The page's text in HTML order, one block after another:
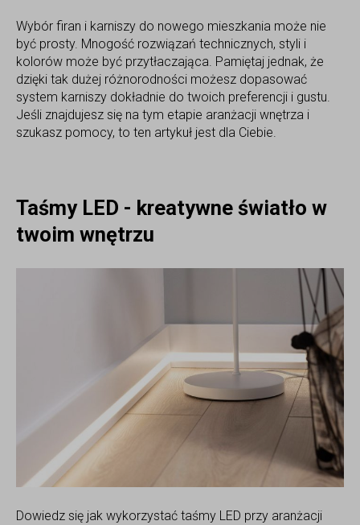
Wybór firan i karniszy do nowego mieszkania może nie
być prosty. Mnogość rozwiązań technicznych, styli i
kolorów może być przytłaczająca. Pamiętaj jednak, że
dzięki tak dużej różnorodności możesz dopasować
system karniszy dokładnie do twoich preferencji i gustu.
Jeśli znajdujesz się na tym etapie aranżacji wnętrza i
szukasz pomocy, to ten artykuł jest dla Ciebie.
Taśmy LED - kreatywne światło w
twoim wnętrzu
Dowiedz się jak wykorzystać taśmy LED przy aranżacji